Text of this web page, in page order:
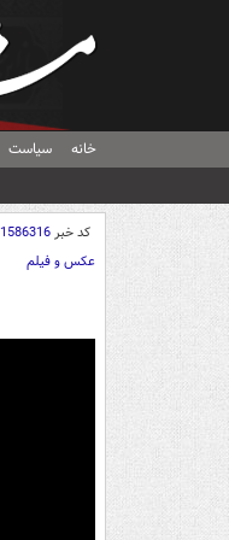
خانه سیاست
کد خبر1586316
عکس و فیلم